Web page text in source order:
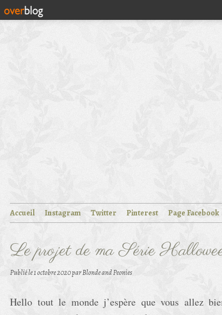
Accueil Instagram Twitter Pinterest Page Facebook
Le projet de ma Série
Publié le1 octobre 2020par Blonde and Peonies
Hello tout le monde j’espère que vous allez